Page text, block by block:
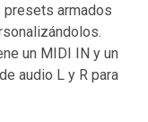
presets armados
un MIDI IN y un
audio L y R para